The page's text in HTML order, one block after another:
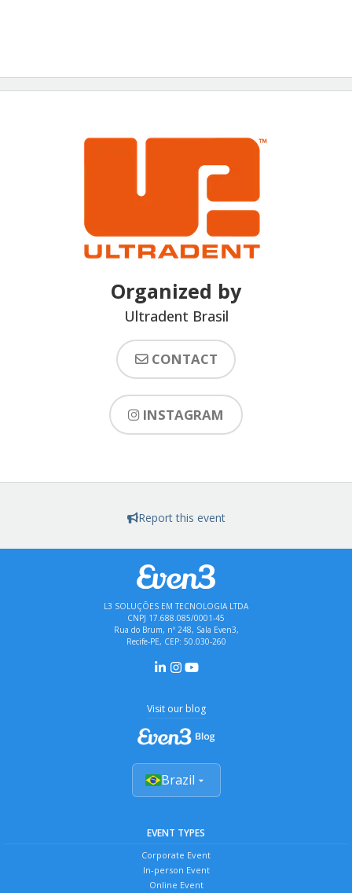
Organized by
Ultradent Brasil
CONTACT
INSTAGRAM
Report this event
L3 SOLUÇÕES EM TECNOLOGIA LTDA
CNPJ 17.688.085/0001-45
Rua do Brum, nº 248, Sala Even3,
Recife-PE, CEP: 50.030-260
Visit our blog
Brazil
EVENT TYPES
Corporate Event
In-person Event
Online Event